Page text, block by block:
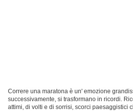
Correre una maratona è un' emozione
successivamente, si trasformano in ricordi.
attimi, di volti e di sorrisi, scorci paesaggistici